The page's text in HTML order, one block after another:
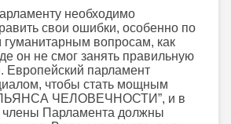
необходимо
свои ошибки, особенно по
вопросам, как
он не смог занять правильную
Европейский парламент
чтобы стать мощным
ЧЕЛОВЕЧНОСТИ”, и в
члены Парламента должны